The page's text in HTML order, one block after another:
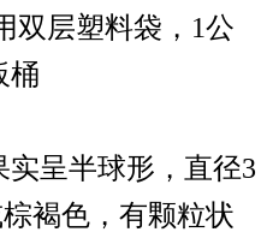
双层塑料袋，1公
桶
实呈半球形，直径3
褐色，有颗粒状